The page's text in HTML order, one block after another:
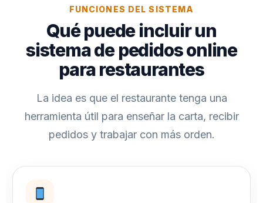
FUNCIONES DEL SISTEMA
Qué puede incluir un
sistema de pedidos online
para restaurantes
La idea es que el restaurante tenga una
herramienta útil para enseñar la carta, recibir
pedidos y trabajar con más orden.